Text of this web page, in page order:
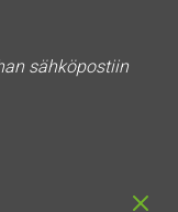
sähköpostiin